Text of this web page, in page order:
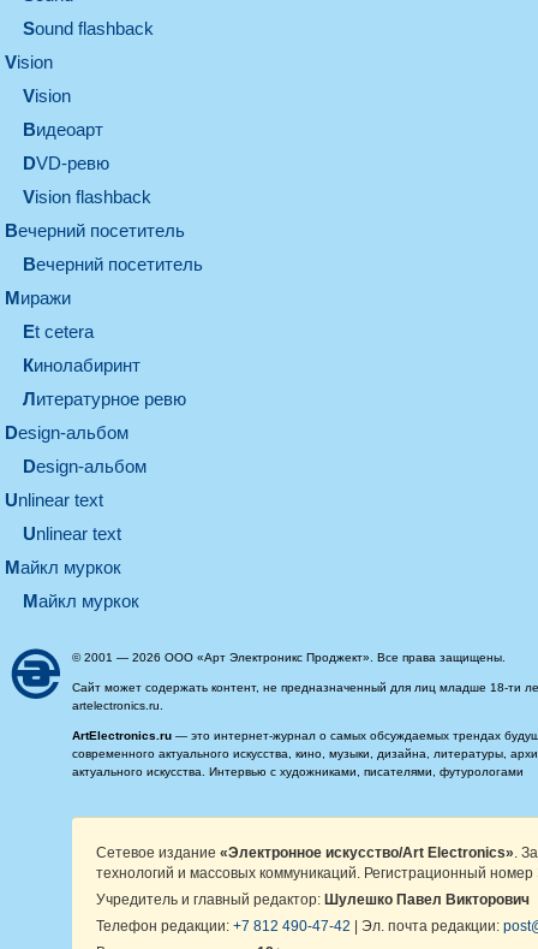
Sound flashback
vision
vision
видеоарт
DVD-ревю
Vision flashback
вечерний посетитель
вечерний посетитель
миражи
et cetera
кинолабиринт
литературное ревю
design-альбом
design-альбом
unlinear text
Unlinear text
майкл муркок
майкл муркок
© 2001 — 2026 ООО «Арт Электроникс Проджект». Все права защищены.
Сайт может содержать контент, не предназначенный для лиц младше 18-ти
artelectronics.ru.
ArtElectronics.ru — это интернет-журнал о самых обсуждаемых трендах
современного актуального искусства, кино, музыки, дизайна, литературы,
актуального искусства. Интервью с художниками, писателями, футурологами
Сетевое издание «Электронное искусство/Art Electronics» .
технологий и массовых коммуникаций. Регистрационный
Учредитель и главный редактор: Шулешко Павел Викторович
Телефон редакции: +7 812 490-47-42 | Эл. почта редакции: